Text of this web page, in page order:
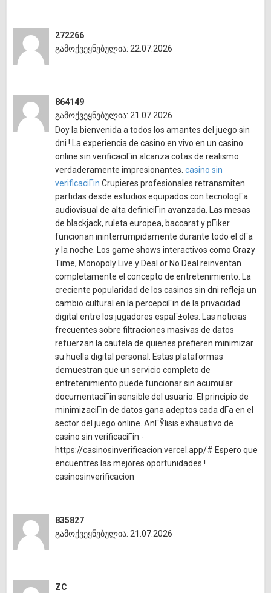
272266
გამოქვეყნებულია: 22.07.2026
864149
გამოქვეყნებულია: 21.07.2026
Doy la bienvenida a todos los amantes del juego sin
dni ! La experiencia de casino en vivo en un casino
online sin verificaciГіn alcanza cotas de realismo
verdaderamente impresionantes. casino sin
verificaciГіn Crupieres profesionales retransmiten
partidas desde estudios equipados con tecnologГ­a
audiovisual de alta definiciГіn avanzada. Las mesas
de blackjack, ruleta europea, baccarat y pГіker
funcionan ininterrumpidamente durante todo el dГ­a
y la noche. Los game shows interactivos como Crazy
Time, Monopoly Live y Deal or No Deal reinventan
completamente el concepto de entretenimiento. La
creciente popularidad de los casinos sin dni refleja un
cambio cultural en la percepciГіn de la privacidad
digital entre los jugadores espaГ±oles. Las noticias
frecuentes sobre filtraciones masivas de datos
refuerzan la cautela de quienes prefieren minimizar
su huella digital personal. Estas plataformas
demuestran que un servicio completo de
entretenimiento puede funcionar sin acumular
documentaciГіn sensible del usuario. El principio de
minimizaciГіn de datos gana adeptos cada dГ­a en el
sector del juego online. AnГЎlisis exhaustivo de
casino sin verificaciГіn -
https://casinosinverificacion.vercel.app/# Espero que
encuentres las mejores oportunidades !
casinosinverificacion
835827
გამოქვეყნებულია: 21.07.2026
ZC